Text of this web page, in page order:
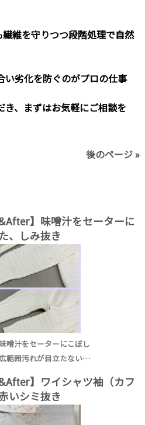
繊維を守りつつ段階処理で自然
い劣化を防ぐのがプロの仕事
き、まずはお気軽にご相談を
後のページ »
】味噌汁をセーターに
、しみ抜き
噌汁をセーターにこぼし
範囲汚れが目立たない…
】ワイシャツ袖（カフ
いシミ抜き